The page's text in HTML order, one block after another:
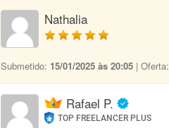
Nathalia
Submetido: 15/01/2025 às 20:05 | Oferta:
Rafael P.
TOP FREELANCER PLUS